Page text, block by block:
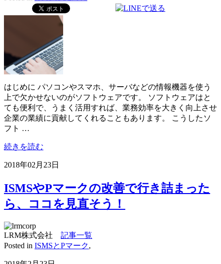
はじめに パソコンやスマホ、サーバなどの情報機器を使う
上で欠かせないのがソフトウェアです。 ソフトウェアはと
ても便利で、うまく活用すれば、業務効率を大きく向上させ
企業の業績に貢献してくれることもあります。 こうしたソ
フト …
続きを読む
2018年02月23日
ISMSやPマークの改善で行き詰まった
ら、ココを見直そう！
LRM株式会社 記事一覧
Posted in ISMSとPマーク,